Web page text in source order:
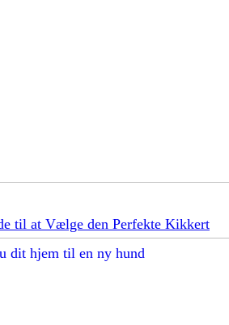
til at Vælge den Perfekte Kikkert